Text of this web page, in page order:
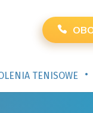
TENISOWE •